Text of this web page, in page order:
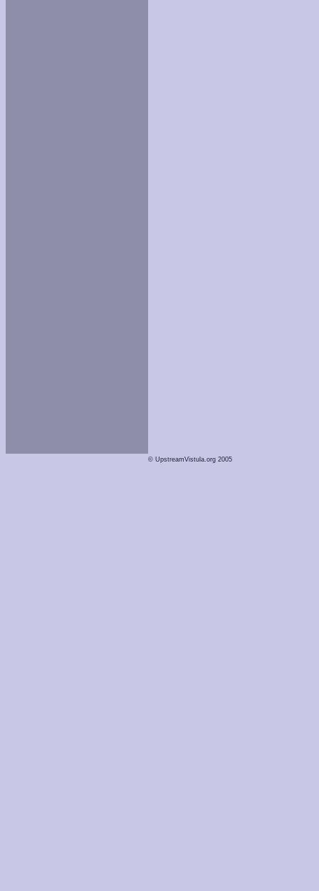
© UpstreamVistula.org 2005